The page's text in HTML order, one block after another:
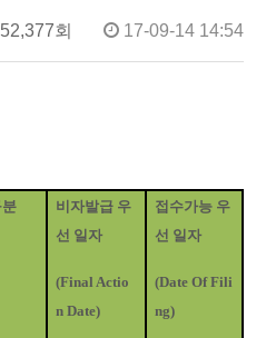
52,377회 17-09-14 14:54
비자발급 우
선 일자
(Final Actio
n Date)
접수가능 우
선 일자
(Date Of Fili
ng)